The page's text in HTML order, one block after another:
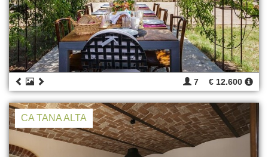
7 € 12.600
CA TANA ALTA